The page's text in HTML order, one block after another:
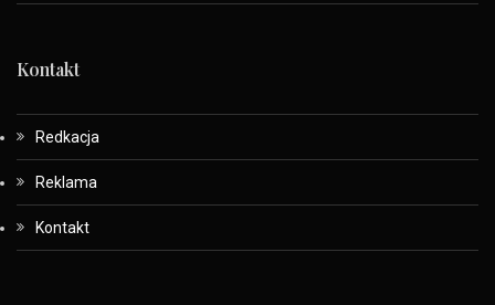
Kontakt
Redkacja
Reklama
Kontakt